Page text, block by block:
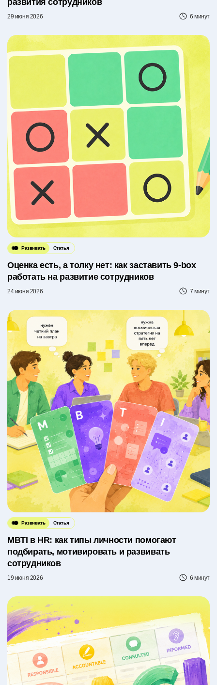
29 июня 2026 6 минут
Развивать Статья
Оценка есть, а толку нет: как заставить 9-box
работать на развитие сотрудников
24 июня 2026 7 минут
Развивать Статья
MBTI в HR: как типы личности помогают
подбирать, мотивировать и развивать
сотрудников
19 июня 2026 6 минут